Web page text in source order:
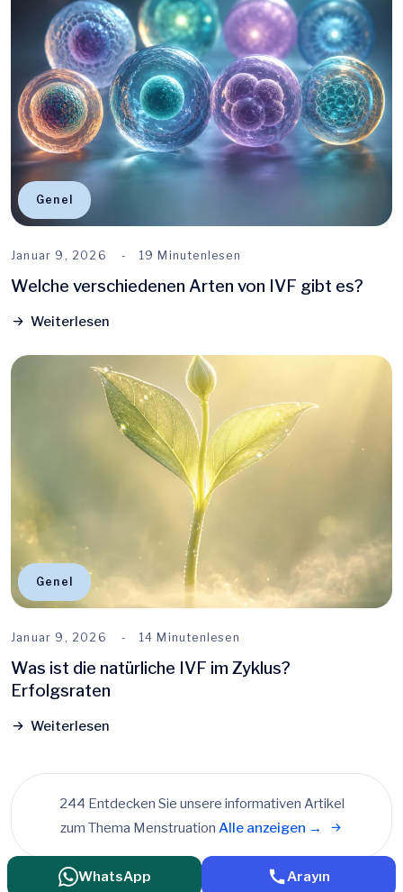
Genel
Januar 9, 2026 19 Minutenlesen
Welche verschiedenen Arten von IVF gibt es?
Weiterlesen
Genel
Januar 9, 2026 14 Minutenlesen
Was ist die natürliche IVF im Zyklus?
Erfolgsraten
Weiterlesen
244 Entdecken Sie unsere informativen Artikel
zum Thema Menstruation Alle anzeigen →
WhatsApp Arayın